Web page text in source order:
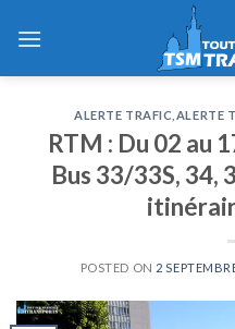
ALERTE TRAFIC ALERTE
RTM : Du 02 au
Bus 33/33S, 34,
POSTED ON 2